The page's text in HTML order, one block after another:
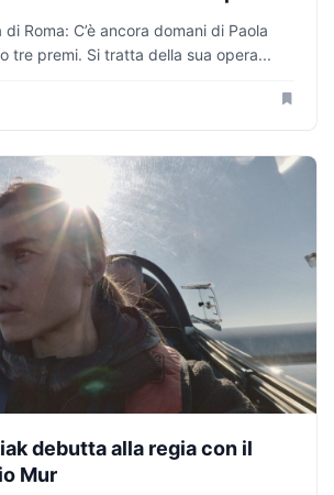
Roma: C’è ancora domani di Paola
tre premi. Si tratta della sua opera...
debutta alla regia con il
Mur